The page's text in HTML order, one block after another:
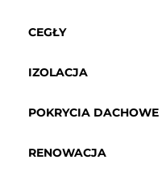
CEGŁY
IZOLACJA
POKRYCIA DACHOWE
RENOWACJA